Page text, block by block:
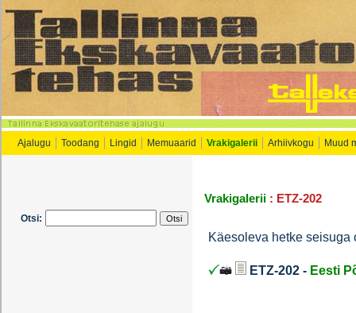
Ajalugu Toodang Lingid Memuaarid Vrakigalerii Arhiivkogu Muud
Otsi:
Vrakigalerii : ETZ-202
Käesoleva hetke seisuga
ETZ-202 - Eesti